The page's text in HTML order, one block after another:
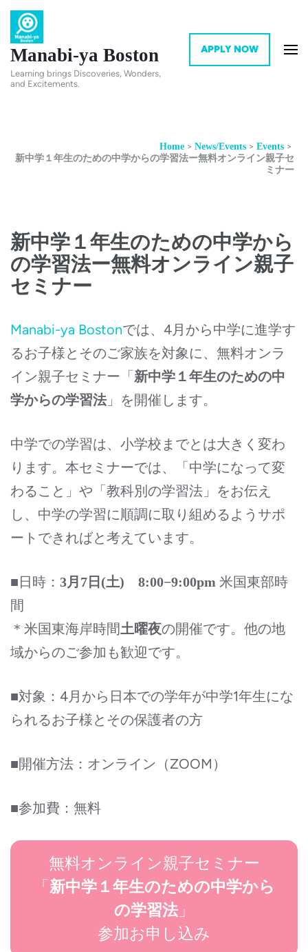
Manabi-ya Boston
Learning brings Discoveries, Wonders,
and Excitements.
APPLY NOW
Home > News/Events > Events >
新中学１年生のための中学からの学習法ー無料オンライン親子セ
ミナー
新中学１年生のための中学から
の学習法ー無料オンライン親子
セミナー
Manabi-ya Bostonでは、4月から中学に進学す
るお子様とそのご家族を対象に、無料オンラ
イン親子セミナー「新中学１年生のための中
学からの学習法」を開催します。
中学での学習は、小学校までとは大きく変わ
ります。本セミナーでは、「中学になって変
わること」や「教科別の学習法」をお伝え
し、中学の学習に順調に取り組めるようサポ
ートできればと考えています。
■日時： 3月7日(土) 8:00−9:00pm 米国東部時
間
＊米国東海岸時間土曜夜の開催です。他の地
域からのご参加も歓迎です。
■対象：4月から日本での学年が中学1年生にな
られるお子様とその保護者の方
■開催方法：オンライン（ZOOM）
■参加費：無料
無料オンライン親子セミナー
「 新中学１年生のための中学から
の学習法 」
参加お申し込み